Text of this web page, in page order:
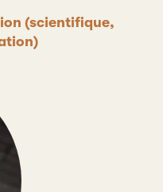
(scientifique,